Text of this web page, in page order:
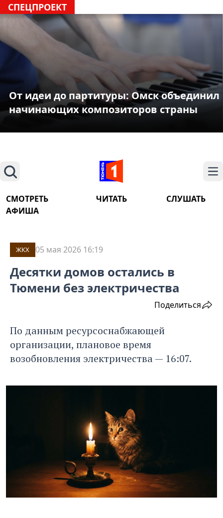
СПЕЦПРОЕКТ
От идеи до партитуры: Омск объединил
начинающих композиторов страны
Поиск
СМОТРЕТЬ ЧИТАТЬ
СЛУШАТЬ
АФИША
ЖКХ 05 мая 2026 16:19
Десятки домов остались в
Тюмени без электричества
Поделиться
По данным ресурсоснабжающей
организации, плановое время
возобновления электричества — 16:07.